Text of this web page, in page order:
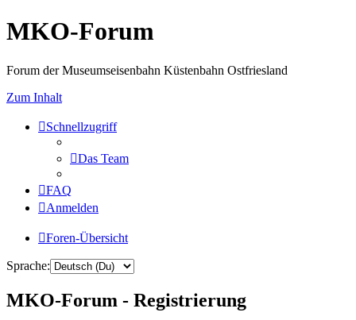
MKO-Forum
Forum der Museumseisenbahn Küstenbahn Ostfriesland
Zum Inhalt
Schnellzugriff
Das Team
FAQ
Anmelden
Foren-Übersicht
Sprache:
MKO-Forum - Registrierung